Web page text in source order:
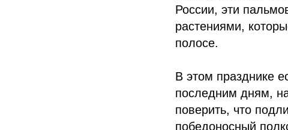
России, эти
растениями,
полосе.
В этом празднике
последним дням,
поверить, что
победоносный